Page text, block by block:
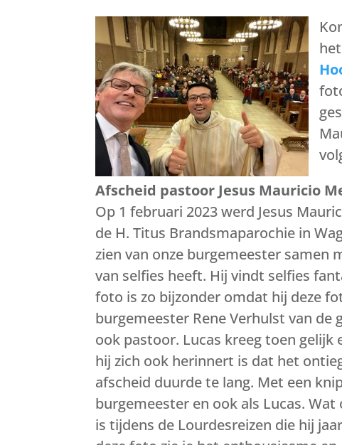
Afscheid pastoor Jesus Mauricio
Op 1 februari 2023 werd Jesus
de H. Titus Brandsmaparochie in
zien van onze burgemeester samen
van selfies heeft. Hij vindt selfies
foto is zo bijzonder omdat hij deze
burgemeester Rene Verhulst van de
ook pastoor. Lucas kreeg toen gelijk
hij zich ook herinnert is dat het
afscheid duurde te lang. Met een
burgemeester en ook als Lucas.
is tijdens de Lourdesreizen die hij